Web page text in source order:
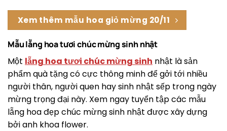
Xem thêm mẫu hoa giỏ mừng 20/11
Mẫu lẵng hoa tươi chúc mừng sinh nhật
Một lẵng hoa tươi chúc mừng sinh nhật là sản
phẩm quà tặng có cực thông minh để gởi tới nhiều
người thân, người quen hay sinh nhật sếp trong ngày
mừng trọng đại này. Xem ngay tuyển tập các mẫu
lẵng hoa đẹp chúc mừng sinh nhật được xây dựng
bởi anh khoa flower.